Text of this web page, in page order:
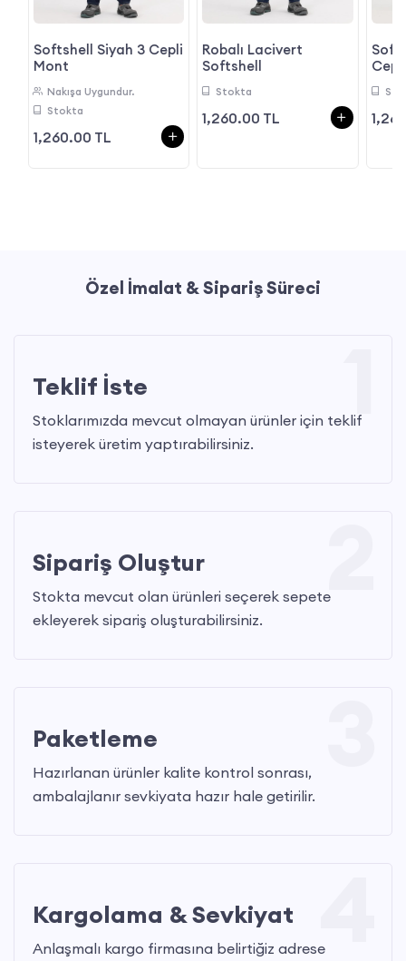
Softshell Siyah 3 Cepli
Mont
Nakışa Uygundur.
Stokta
1,260.00 TL
Robalı Lacivert
Softshell
Stokta
1,260.00 TL
Özel İmalat & Sipariş Süreci
Teklif İste
Stoklarımızda mevcut olmayan ürünler için teklif
isteyerek üretim yaptırabilirsiniz.
Sipariş Oluştur
Stokta mevcut olan ürünleri seçerek sepete
ekleyerek sipariş oluşturabilirsiniz.
Paketleme
Hazırlanan ürünler kalite kontrol sonrası,
ambalajlanır sevkiyata hazır hale getirilir.
Kargolama & Sevkiyat
Anlaşmalı kargo firmasına belirtiğiz adrese